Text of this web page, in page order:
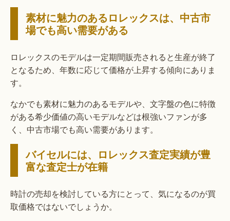
素材に魅力のあるロレックスは、中古市
場でも高い需要がある
ロレックスのモデルは一定期間販売されると生産が終了
となるため、年数に応じて価格が上昇する傾向にありま
す。
なかでも素材に魅力のあるモデルや、文字盤の色に特徴
がある希少価値の高いモデルなどは根強いファンが多
く、中古市場でも高い需要があります。
バイセルには、ロレックス査定実績が豊
富な査定士が在籍
時計の売却を検討している方にとって、気になるのが買
取価格ではないでしょうか。